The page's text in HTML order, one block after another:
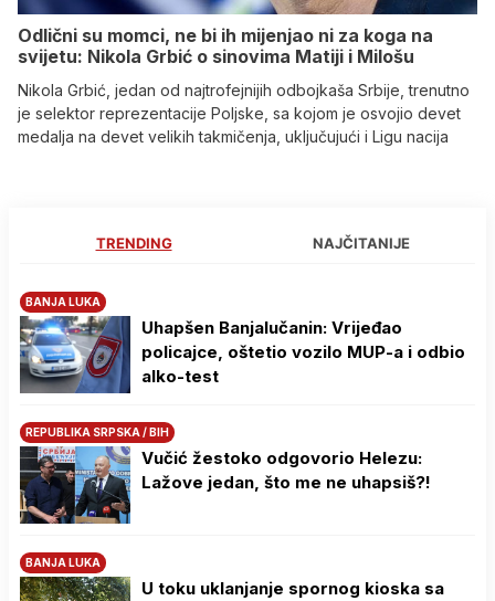
Odlični su momci, ne bi ih mijenjao ni za koga na
svijetu: Nikola Grbić o sinovima Matiji i Milošu
Nikola Grbić, jedan od najtrofejnijih odbojkaša Srbije, trenutno
je selektor reprezentacije Poljske, sa kojom je osvojio devet
medalja na devet velikih takmičenja, uključujući i Ligu nacija
TRENDING NAJČITANIJE
BANJA LUKA
Uhapšen Banjalučanin: Vrijeđao
policajce, oštetio vozilo MUP-a i odbio
alko-test
REPUBLIKA SRPSKA / BIH
Vučić žestoko odgovorio Helezu:
Lažove jedan, što me ne uhapsiš?!
BANJA LUKA
U toku uklanjanje spornog kioska sa